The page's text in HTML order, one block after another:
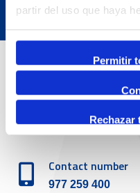
partir del uso que haya
Permitir
Rechazar
Contact
Contact number
977 259 400